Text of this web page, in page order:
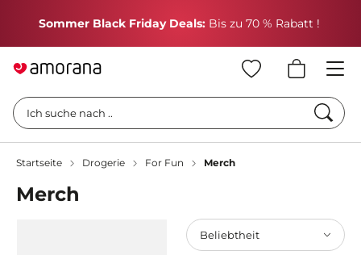
Sommer Black Friday Deals: Bis zu 70 % Rabatt !
Ich suche nach ..
Startseite Drogerie For Fun Merch
Merch
Beliebtheit